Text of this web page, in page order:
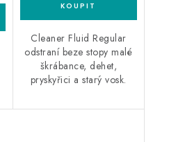
Cleaner Fluid Regular
odstraní beze stopy malé
škrábance, dehet,
pryskyřici a starý vosk.